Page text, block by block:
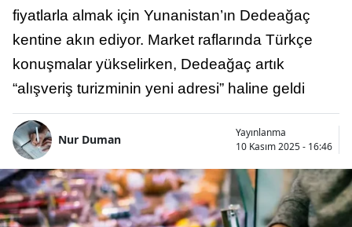
fiyatlarla almak için Yunanistan’ın Dedeağaç
kentine akın ediyor. Market raflarında Türkçe
konuşmalar yükselirken, Dedeağaç artık
“alışveriş turizminin yeni adresi” haline geldi
Nur Duman
Yayınlanma
10 Kasım 2025 - 16:46